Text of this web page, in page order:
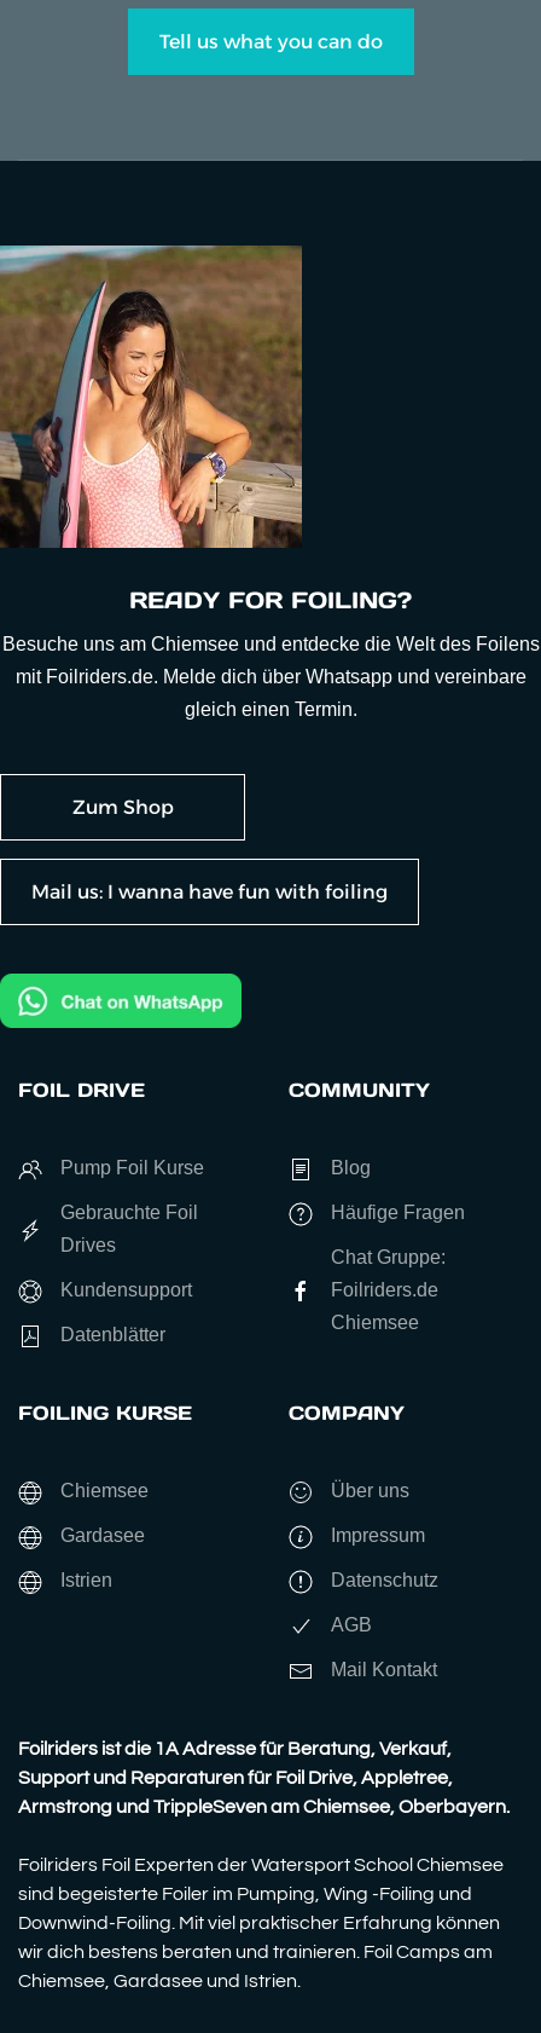
Tell us what you can do
READY FOR FOILING?
Besuche uns am Chiemsee und entdecke die Welt des Foilens
mit Foilriders.de. Melde dich über Whatsapp und vereinbare
gleich einen Termin.
Zum Shop
Mail us: I wanna have fun with foiling
FOIL DRIVE
Pump Foil Kurse
Gebrauchte Foil
Drives
Kundensupport
Datenblätter
COMMUNITY
Blog
Häufige Fragen
Chat Gruppe:
Foilriders.de
Chiemsee
FOILING KURSE
Chiemsee
Gardasee
Istrien
COMPANY
Über uns
Impressum
Datenschutz
AGB
Mail Kontakt
Foilriders ist die 1A Adresse für Beratung, Verkauf,
Support und Reparaturen für Foil Drive, Appletree,
Armstrong und TrippleSeven am Chiemsee, Oberbayern.
Foilriders Foil Experten der Watersport School Chiemsee
sind begeisterte Foiler im Pumping, Wing -Foiling und
Downwind-Foiling. Mit viel praktischer Erfahrung können
wir dich bestens beraten und trainieren. Foil Camps am
Chiemsee, Gardasee und Istrien.